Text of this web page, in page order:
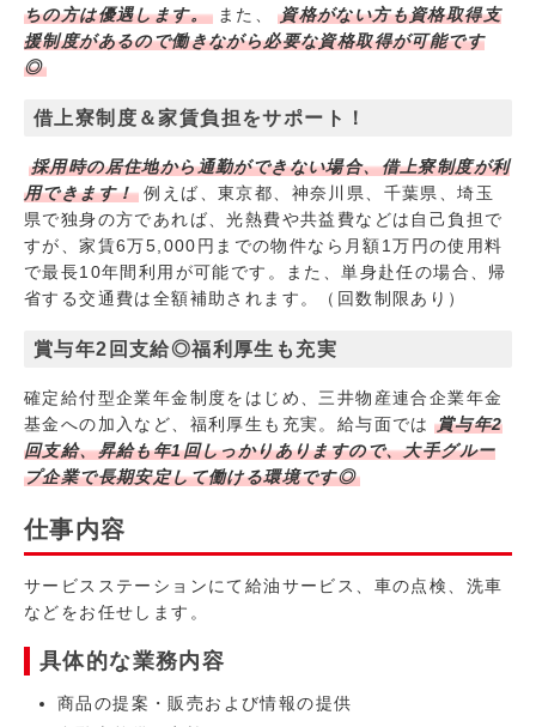
ちの方は優遇します。
また、
資格がない方も資格取得支
援制度があるので働きながら必要な資格取得が可能です
◎
借上寮制度＆家賃負担をサポート！
採用時の居住地から通勤ができない場合、借上寮制度が利
用できます！ 例えば、東京都、神奈川県、千葉県、埼玉
県で独身の方であれば、光熱費や共益費などは自己負担で
すが、家賃6万5,000円までの物件なら月額1万円の使用料
で最長10年間利用が可能です。また、単身赴任の場合、帰
省する交通費は全額補助されます。（回数制限あり）
賞与年2回支給◎福利厚生も充実
確定給付型企業年金制度をはじめ、三井物産連合企業年金
基金への加入など、福利厚生も充実。給与面では 賞与年2
回支給、昇給も年1回しっかりありますので、大手グルー
プ企業で長期安定して働ける環境です◎
仕事内容
サービスステーションにて給油サービス、車の点検、洗車
などをお任せします。
具体的な業務内容
商品の提案・販売および情報の提供